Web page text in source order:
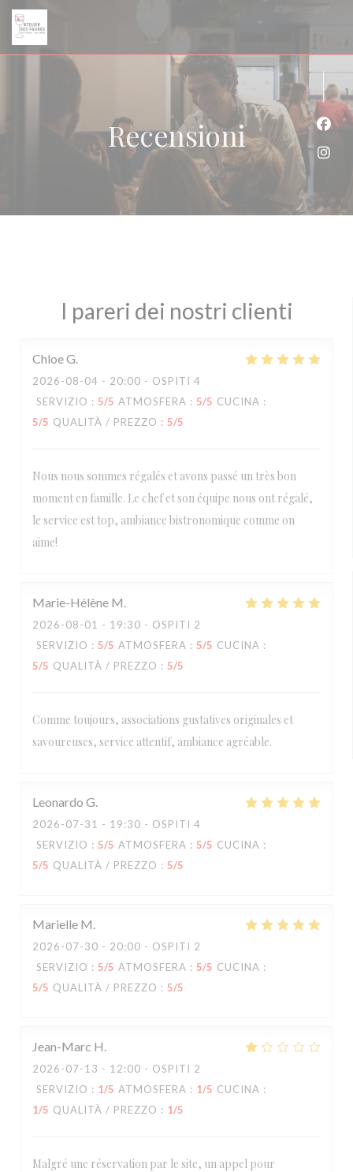
Personalizzazione delle tue scelte sui cookie
Recensioni
I pareri dei nostri clienti
ChloeG
2026-08-04 - 20:00 - OSPITI 4
SERVIZIO : 5/5 ATMOSFERA : 5/5 CUCINA :
5/5 QUALITÀ / PREZZO : 5/5
Nous nous sommes régalés et avons passé un très bon
moment en famille. Le chef et son équipe nous ont régalé,
le service est top, ambiance bistronomique comme on
aime!
Marie-Hélène M
2026-08-01 - 19:30 - OSPITI 2
SERVIZIO : 5/5 ATMOSFERA : 5/5 CUCINA :
5/5 QUALITÀ / PREZZO : 5/5
Comme toujours, associations gustatives originales et
savoureuses, service attentif, ambiance agréable.
Leonardo G
2026-07-31 - 19:30 - OSPITI 4
SERVIZIO : 5/5 ATMOSFERA : 5/5 CUCINA :
5/5 QUALITÀ / PREZZO : 5/5
Marielle M
2026-07-30 - 20:00 - OSPITI 2
SERVIZIO : 5/5 ATMOSFERA : 5/5 CUCINA :
5/5 QUALITÀ / PREZZO : 5/5
Jean-Marc H
2026-07-13 - 12:00 - OSPITI 2
SERVIZIO : 1/5 ATMOSFERA : 1/5 CUCINA :
1/5 QUALITÀ / PREZZO : 1/5
Malgré une réservation par le site, un appel pour